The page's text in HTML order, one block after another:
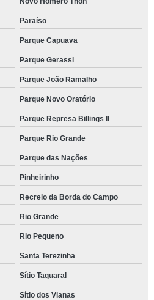
Paraíso
Parque Capuava
Parque Gerassi
Parque João Ramalho
Parque Novo Oratório
Parque Represa Billings II
Parque Rio Grande
Parque das Nações
Pinheirinho
Recreio da Borda do Campo
Rio Grande
Rio Pequeno
Santa Terezinha
Sítio Taquaral
Sítio dos Vianas